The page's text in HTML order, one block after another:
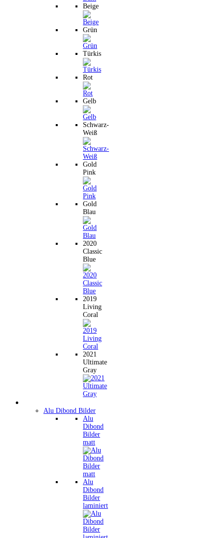
Beige
Grün
Türkis
Rot
Gelb
Schwarz-
Weiß
Gold
Pink
Gold
Blau
2020
Classic
Blue
2019
Living
Coral
2021
Ultimate
Gray
Alu Dibond Bilder
Alu
Dibond
Bilder
matt
Alu
Dibond
Bilder
laminiert